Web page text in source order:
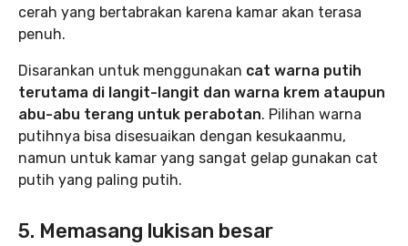
cerah yang bertabrakan karena kamar akan terasa
penuh.
Disarankan untuk menggunakan cat warna putih
terutama di langit-langit dan warna krem ataupun
abu-abu terang untuk perabotan. Pilihan warna
putihnya bisa disesuaikan dengan kesukaanmu,
namun untuk kamar yang sangat gelap gunakan cat
putih yang paling putih.
5. Memasang lukisan besar